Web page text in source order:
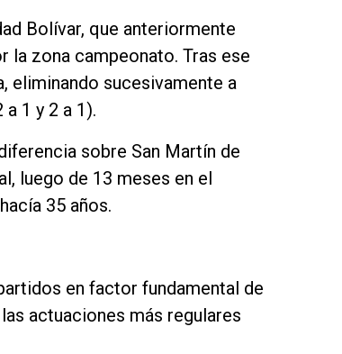
Bolívar, que anteriormente
la zona campeonato. Tras ese
eliminando sucesivamente a
1 y 2 a 1).
sobre San Martín de
luego de 13 meses en el
35 años.
en factor fundamental de
actuaciones más regulares